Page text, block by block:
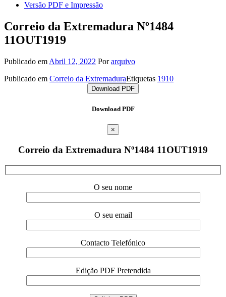
Versão PDF e Impressão
Correio da Extremadura Nº1484
11OUT1919
Publicado em Abril 12, 2022 Porarquivo
Publicado em Correio da ExtremaduraEtiquetas 1910
Download PDF
Download PDF
×
Correio da Extremadura Nº1484 11OUT1919
O seu nome
O seu email
Contacto Telefónico
Edição PDF Pretendida